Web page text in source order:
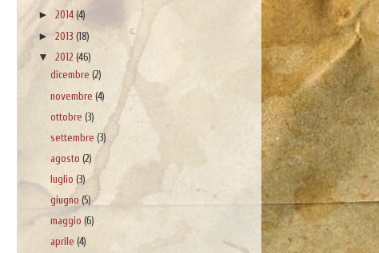
► 2014(4)
► 2013 (18)
▼ 2012 (46)
dicembre(2)
novembre(4)
ottobre(3)
settembre(3)
agosto(2)
luglio(3)
giugno(5)
maggio(6)
aprile(4)